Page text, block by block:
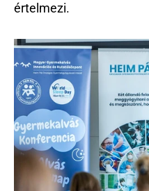
értelmezi.